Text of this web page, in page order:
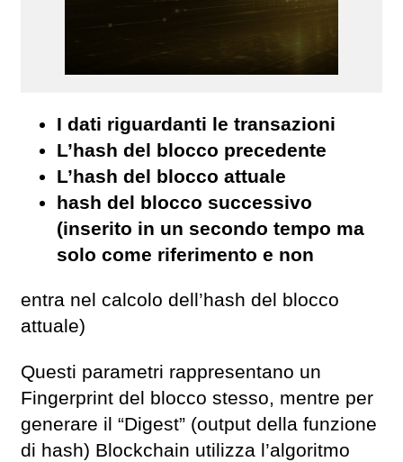
I dati riguardanti le transazioni
L’hash del blocco precedente
L’hash del blocco attuale
hash del blocco successivo
(inserito in un secondo tempo ma
solo come riferimento e non
entra nel calcolo dell’hash del blocco
attuale)
Questi parametri rappresentano un
Fingerprint del blocco stesso, mentre per
generare il “Digest” (output della funzione
di hash) Blockchain utilizza l’algoritmo